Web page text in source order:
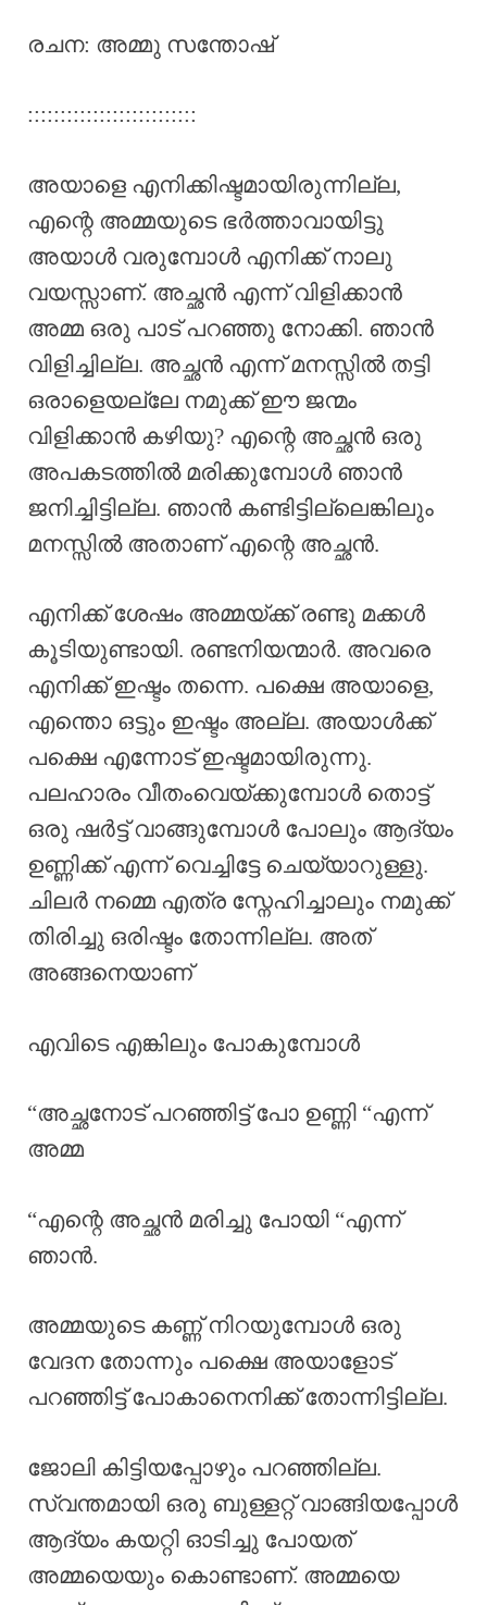
രചന: അമ്മു സന്തോഷ്
::::::::::::::::::::::::::
അയാളെ എനിക്കിഷ്ടമായിരുന്നില്ല,
എന്റെ അമ്മയുടെ ഭർത്താവായിട്ടു
അയാൾ വരുമ്പോൾ എനിക്ക് നാലു
വയസ്സാണ്. അച്ഛൻ എന്ന് വിളിക്കാൻ
അമ്മ ഒരു പാട് പറഞ്ഞു നോക്കി. ഞാൻ
വിളിച്ചില്ല. അച്ഛൻ എന്ന് മനസ്സിൽ തട്ടി
ഒരാളെയല്ലേ നമുക്ക് ഈ ജന്മം
വിളിക്കാൻ കഴിയു? എന്റെ അച്ഛൻ ഒരു
അപകടത്തിൽ മരിക്കുമ്പോൾ ഞാൻ
ജനിച്ചിട്ടില്ല. ഞാൻ കണ്ടിട്ടില്ലെങ്കിലും
മനസ്സിൽ അതാണ് എന്റെ അച്ഛൻ.
എനിക്ക് ശേഷം അമ്മയ്ക്ക് രണ്ടു മക്കൾ
കൂടിയുണ്ടായി. രണ്ടനിയന്മാർ. അവരെ
എനിക്ക് ഇഷ്ടം തന്നെ. പക്ഷെ അയാളെ,
എന്തൊ ഒട്ടും ഇഷ്ടം അല്ല. അയാൾക്ക്
പക്ഷെ എന്നോട് ഇഷ്ടമായിരുന്നു.
പലഹാരം വീതംവെയ്ക്കുമ്പോൾ തൊട്ട്
ഒരു ഷർട്ട്‌ വാങ്ങുമ്പോൾ പോലും ആദ്യം
ഉണ്ണിക്ക് എന്ന് വെച്ചിട്ടേ ചെയ്യാറുള്ളു.
ചിലർ നമ്മെ എത്ര സ്നേഹിച്ചാലും നമുക്ക്
തിരിച്ചു ഒരിഷ്ടം തോന്നില്ല. അത്
അങ്ങനെയാണ്
എവിടെ എങ്കിലും പോകുമ്പോൾ
“അച്ഛനോട് പറഞ്ഞിട്ട് പോ ഉണ്ണി “എന്ന്
അമ്മ
“എന്റെ അച്ഛൻ മരിച്ചു പോയി “എന്ന്
ഞാൻ.
അമ്മയുടെ കണ്ണ് നിറയുമ്പോൾ ഒരു
വേദന തോന്നും പക്ഷെ അയാളോട്
പറഞ്ഞിട്ട് പോകാനെനിക്ക് തോന്നിട്ടില്ല.
ജോലി കിട്ടിയപ്പോഴും പറഞ്ഞില്ല.
സ്വന്തമായി ഒരു ബുള്ളറ്റ് വാങ്ങിയപ്പോൾ
ആദ്യം കയറ്റി ഓടിച്ചു പോയത്
അമ്മയെയും കൊണ്ടാണ്. അമ്മയെ